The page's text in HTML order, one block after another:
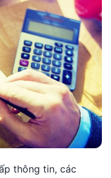
thông tin, các